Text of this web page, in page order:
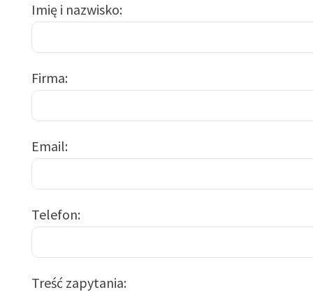
Imię i nazwisko
Firma
Email
Telefon
Treść zapytania